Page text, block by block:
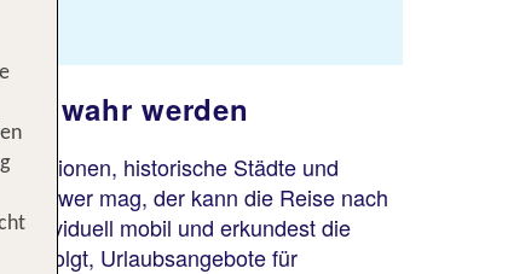
wahr werden
historische Städte und
wer mag, der kann die Reise nach
individuell mobil und erkundest die
erfolgt, Urlaubsangebote für